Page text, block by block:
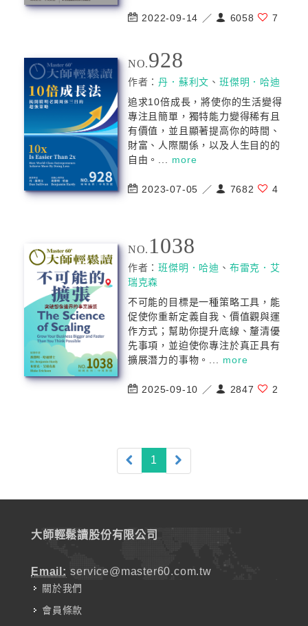
2022-09-14 ／ 6058 7
NO.928
作者：丹．蘇利文 、班傑明．哈迪
追求10倍成長，將使你的生活變得
專注且簡單，獨特能力變得稀有且
有價值，並且顯著提高你的時間、
財富、人際關係，以及人生目的的
自由。... more
2023-07-05 ／ 7682 4
NO. 1038
作者：班傑明．哈迪 、 布雷克．艾
瑞克森
不可能的目標是一種策略工具，能
促使你重新定義自我、價值觀與運
作方式；幫助你提升底線、釐清優
先事項，並迫使你專注於真正具有
擴展潛力的事物。... more
2025-09-10 ／ 2847 2
1 (current)
大師輕鬆讀股份有限公司
Email: service@master60.com.tw
關於我們
會員條款